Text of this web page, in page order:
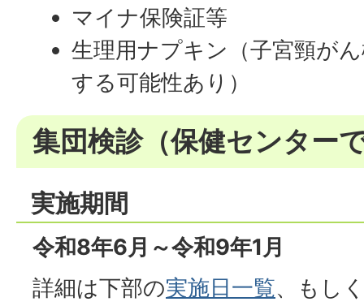
マイナ保険証等
生理用ナプキン（子宮頸が
する可能性あり）
集団検診（保健センター
実施期間
令和8年6月～令和9年1月
詳細は下部の実施日一覧、もし